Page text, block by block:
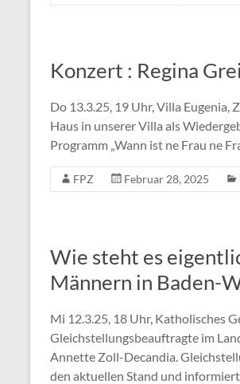
Konzert : Regina
Do 13.3.25, 19 Uhr, Villa
Haus in unserer Villa als
Programm „Wann ist ne Frau ne
FPZ Februar 28, 2025
Wie steht es
Männern in Baden-
Mi 12.3.25, 18 Uhr, Katholisches
Gleichstellungsbeauftragte im
Annette Zoll-Decandia.
den aktuellen Stand und